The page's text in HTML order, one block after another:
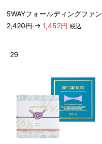
5WAYフォールディングファン
2,420円→ 1,452円 税込
29